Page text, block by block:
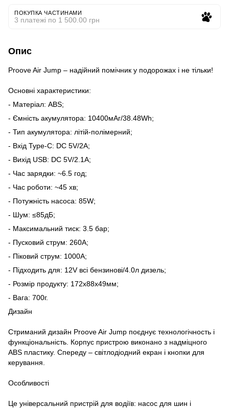
ПОКУПКА ЧАСТИНАМИ
3 платежі по 1 500.00 грн
Опис
Proove Air Jump – надійний помічник у подорожах і не тільки!
Основні характеристики:
- Матеріал: ABS;
- Ємність акумулятора: 10400мАг/38.48Wh;
- Тип акумулятора: літій-полімерний;
- Вхід Type-C: DC 5V/2A;
- Вихід USB: DC 5V/2.1А;
- Час зарядки: ~6.5 год;
- Час роботи: ~45 хв;
- Потужність насоса: 85W;
- Шум: ≤85дБ;
- Максимальний тиск: 3.5 бар;
- Пусковий струм: 260А;
- Піковий струм: 1000А;
- Підходить для: 12V всі бензинові/4.0л дизель;
- Розмір продукту: 172x88x49мм;
- Вага: 700г.
Дизайн
Стриманий дизайн Proove Air Jump поєднує технологічность і
функціональність. Корпус пристрою виконано з надміцного
ABS пластику. Спереду – світлодіодний екран і кнопки для
керування.
Особливості
Це універсальний пристрій для водіїв: насос для шин і